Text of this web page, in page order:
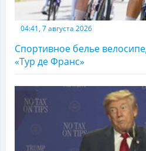
04:41, 7 августа 2026
Спортивное белье
«Тур де Франс»